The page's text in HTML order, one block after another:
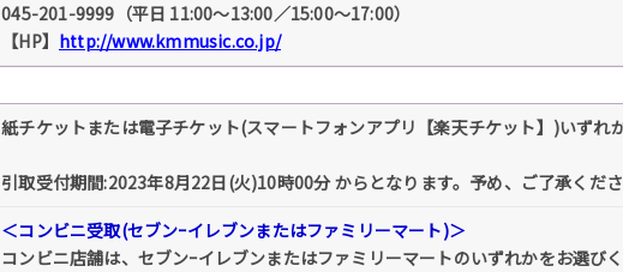
045-201-9999（平日 11:00～13:00／15:00～17:00）
【HP】 http://www.kmmusic.co.jp/
紙チケットまたは電子チケット(スマートフォンアプリ【楽天チケット】)いずれ
引取受付期間:2023年8月22日(火)10時00分 からとなります。予め、ご了承くださ
＜コンビニ受取(セブンｰイレブンまたはファミリーマート)＞
コンビニ店舗は、セブンｰイレブンまたはファミリーマートのいずれかをお選びく